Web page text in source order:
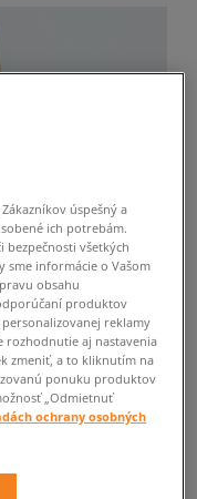
úspešný a
ich potrebám.
bezpečnosti všetkých
sme informácie o Vašom
obsahu
produktov
reklamy
rozhodnutie aj nastavenia
zmeniť, a to kliknutím na
ponuku produktov
„Odmietnuť
ochrany osobných